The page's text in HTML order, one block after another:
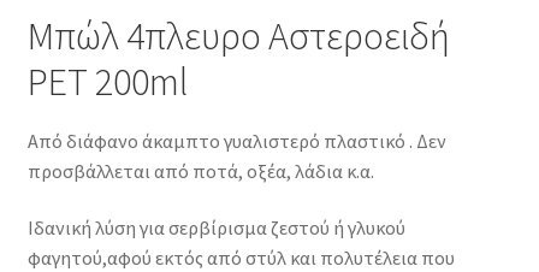
Μπώλ 4πλευρο Αστεροειδή
PET 200ml
Από διάφανο άκαμπτο γυαλιστερό πλαστικό . Δεν
προσβάλλεται από ποτά, οξέα, λάδια κ.α.
Ιδανική λύση για σερβίρισμα ζεστού ή γλυκού
φαγητού,αφού εκτός από στύλ και πολυτέλεια που